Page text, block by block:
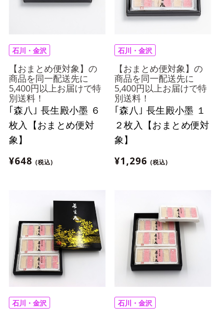
石川・金沢
【おまとめ便対象】の
商品を同一配送先に
5,400円以上お届けで特
別送料！
｢森八｣ 長生殿小墨 ６
枚入【おまとめ便対
象】
¥648 (税込)
石川・金沢
【おまとめ便対象】の
商品を同一配送先に
5,400円以上お届けで特
別送料！
｢森八｣ 長生殿小墨 １
２枚入【おまとめ便対
象】
¥1,296 (税込)
石川・金沢 石川・金沢